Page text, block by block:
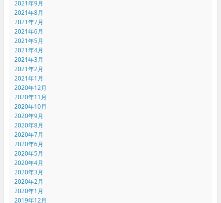
2021年9月
2021年8月
2021年7月
2021年6月
2021年5月
2021年4月
2021年3月
2021年2月
2021年1月
2020年12月
2020年11月
2020年10月
2020年9月
2020年8月
2020年7月
2020年6月
2020年5月
2020年4月
2020年3月
2020年2月
2020年1月
2019年12月